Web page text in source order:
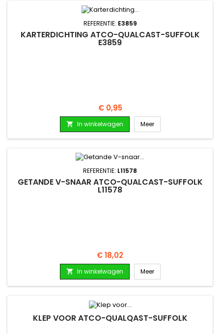
REFERENTIE: E3859
KARTERDICHTING ATCO-QUALCAST-SUFFOLK
E3859
Prijs
€ 0,95
 In winkelwagen Meer
REFERENTIE: L11578
GETANDE V-SNAAR ATCO-QUALCAST-SUFFOLK
L11578
Prijs
€ 18,02
 In winkelwagen Meer
KLEP VOOR ATCO-QUALQAST-SUFFOLK